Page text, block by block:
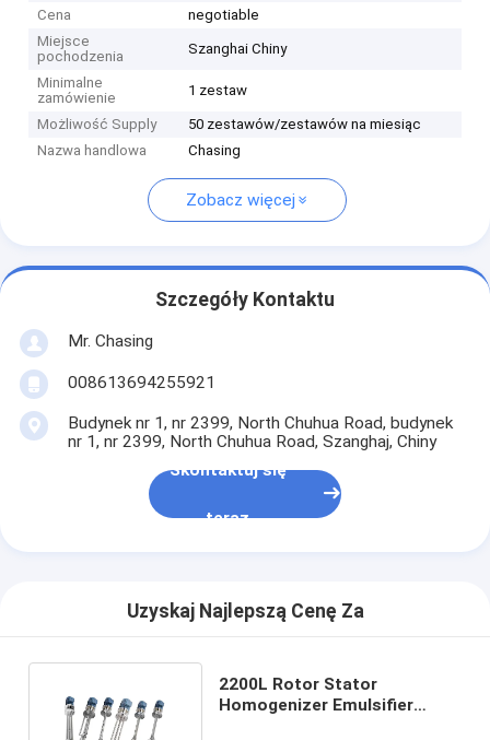
Cena
negotiable
Miejsce
pochodzenia
Szanghai Chiny
Minimalne
zamówienie
1 zestaw
Możliwość Supply
50 zestawów/zestawów na miesiąc
Nazwa handlowa
Chasing
Zobacz więcej
Szczegóły Kontaktu
Mr. Chasing
008613694255921
Budynek nr 1, nr 2399, North Chuhua Road, budynek
nr 1, nr 2399, North Chuhua Road, Szanghaj, Chiny
Skontaktuj się
teraz
Uzyskaj Najlepszą Cenę Za
2200L Rotor Stator
Homogenizer Emulsifier